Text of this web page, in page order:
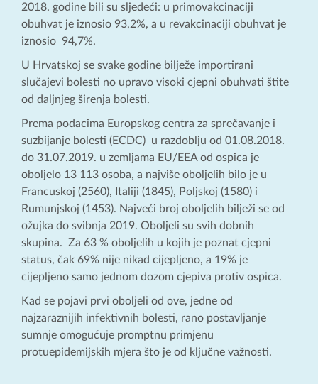
2018. godine bili su sljedeći: u primovakcinaciji
obuhvat je iznosio 93,2%, a u revakcinaciji obuhvat je
iznosio 94,7%.
U Hrvatskoj se svake godine bilježe importirani
slučajevi bolesti no upravo visoki cjepni obuhvati štite
od daljnjeg širenja bolesti.
Prema podacima Europskog centra za sprečavanje i
suzbijanje bolesti (ECDC) u razdoblju od 01.08.2018.
do 31.07.2019. u zemljama EU/EEA od ospica je
oboljelo 13 113 osoba, a najviše oboljelih bilo je u
Francuskoj (2560), Italiji (1845), Poljskoj (1580) i
Rumunjskoj (1453). Najveći broj oboljelih bilježi se od
ožujka do svibnja 2019. Oboljeli su svih dobnih
skupina. Za 63 % oboljelih u kojih je poznat cjepni
status, čak 69% nije nikad cijepljeno, a 19% je
cijepljeno samo jednom dozom cjepiva protiv ospica.
Kad se pojavi prvi oboljeli od ove, jedne od
najzaraznijih infektivnih bolesti, rano postavljanje
sumnje omogućuje promptnu primjenu
protuepidemijskih mjera što je od ključne važnosti.